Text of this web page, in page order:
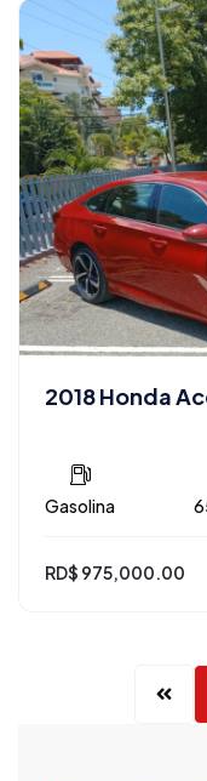
2018 Honda
Gasolina
RD$ 975,000.00